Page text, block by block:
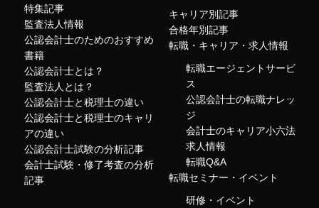
特集記事
監査法人情報
公認会計士のためのおすすめ
書籍
公認会計士とは？
監査法人とは？
公認会計士と税理士の違い
公認会計士と税理士のキャリ
アの違い
公認会計士試験の分析記事
会計士試験・修了考査の分析
記事
キャリア別記事
合格年別記事
転職・キャリア・求人情報
転職エージェントサービ
ス
公認会計士の転職ナレッ
ジ
会計士のキャリア小六法
求人情報
転職Q&A
転職セミナー・イベント
研修・イベント